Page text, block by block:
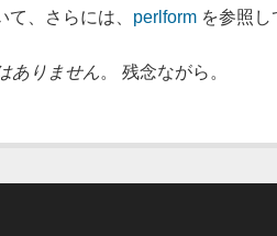
、さらには、 perlform を参照し
ありません。 残念ながら。